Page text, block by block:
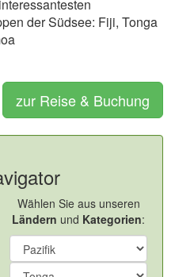
der Südsee: Fiji, Tonga
zur Reise & Buchung
Wählen Sie aus unseren
Ländern und Kategorien: